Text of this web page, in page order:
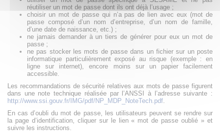
réutiliser un mot de passe dont ils ont déjà l’usage ;
choisir un mot de passe qui n’a pas de lien avec eux (mot de
passe composé d’un nom d’entreprise, d’un nom de famille,
d’une date de naissance, etc.) ;
ne jamais demander à un tiers de générer pour eux un mot de
passe ;
ne pas stocker les mots de passe dans un fichier sur un poste
informatique particulièrement exposé au risque (exemple : en
ligne sur internet), encore moins sur un papier facilement
accessible.
Les recommandations de sécurité relatives aux mots de passe figurent
dans une note technique réalisée par l’ANSSI à l’adresse suivante :
http://www.ssi.gouv.fr/IMG/pdf/NP_MDP_NoteTech.pdf.
En cas d’oubli du mot de passe, les utilisateurs peuvent se rendre sur
la page d’identification, cliquer sur le lien « mot de passe oublié » et
suivre les instructions.